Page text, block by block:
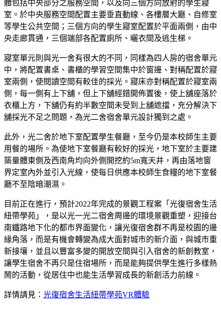
體包括中央部分之服務空間，以及向三個方向放射的學生寢
室。於中央服務空間配置主要垂直動線、各樓層大廳、自修室
等學生公共空間；三個方向的學生寢室配置於平面兩側，由中
央走廊貫通，三個端部各配置廁所、曬衣間及逃生梯。
寢室單元則與光一舍有很大的不同，同樣為四人房的宿舍單元
中，將配置書桌、書櫃的學習空間集中於窗邊、對稱配置於寢
室兩側，使閱讀空間有較佳的採光。寢床亦對稱配置於寢室兩
側，每一側有上下舖，但上下舖經錯開佈置後，使上舖座落於
衣櫃上方，下舖仍有約半數空間未受到上舖遮擋，充分解決下
舖採光不足之問題，為光二舍宿舍單元設計獨到之處。
此外，光二舍於地下室配置學生餐廳，至今仍是本校師生主要
用餐的場所。為使地下室餐廳有較好的採光，地下室於主要建
築量體東側及西南角均向外側開挖約5m寬天井，再由落地窗
界定室內外並引入光線，使每日供應本校師生食糧的地下室餐
廳不至陰暗潮濕。
目前正在進行，預計2022年完成的景觀工程案「光復宿舍生活
紐帶學苑」，是以光一光二宿舍周邊的環境景觀重塑，迎接台
南鐵路地下化的都市界面變化，讓光復宿舍群不再是校園的邊
緣角落，而是有機會轉變為成大面對城市的新介面，與城市重
新接壤，並且以豐富多變的開放空間與引入宿舍的新創教室，
讓學生宿舍不再只是住宿場所，而是能夠提供學生進行多樣熱
鬧的活動，從居住中也能生活學習成長的新創活力前線。
詳情請見： 光復宿舍生活紐帶學苑VR體驗